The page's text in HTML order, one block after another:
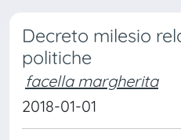
Decreto milesio
politiche
facella margherita
2018-01-01